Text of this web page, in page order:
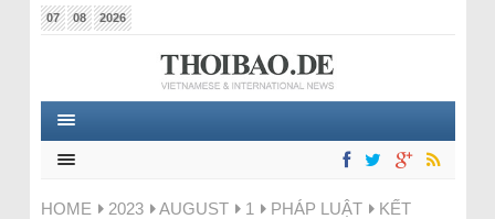
07 08 2026
HOME 2023 AUGUST 1 PHÁP LUẬT
KẾT